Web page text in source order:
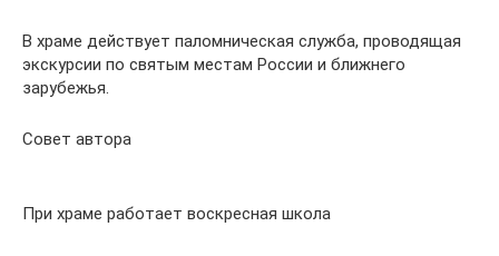
В храме действует паломническая служба, проводящая
экскурсии по святым местам России и ближнего
зарубежья.
Совет автора
При храме работает воскресная школа